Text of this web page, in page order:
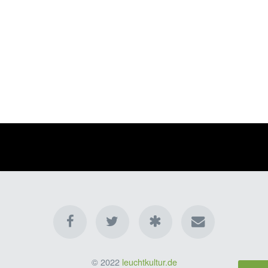
© 2022 leuchtkultur.de